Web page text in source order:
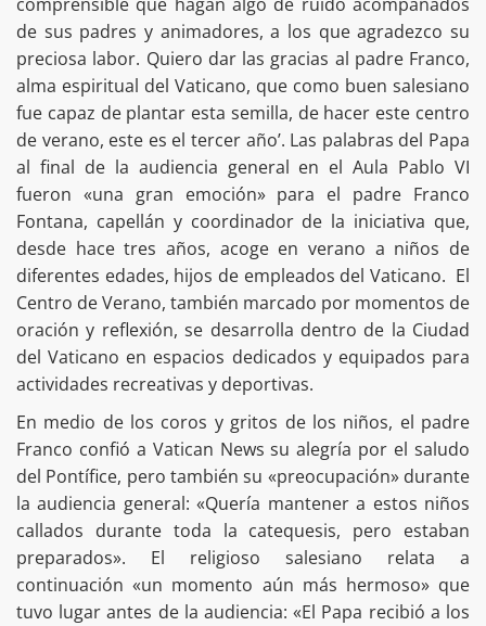
de sus padres y animadores, a los que agradezco su
preciosa labor. Quiero dar las gracias al padre Franco,
alma espiritual del Vaticano, que como buen salesiano
fue capaz de plantar esta semilla, de hacer este centro
de verano, este es el tercer año’. Las palabras del Papa
al final de la audiencia general en el Aula Pablo VI
fueron «una gran emoción» para el padre Franco
Fontana, capellán y coordinador de la iniciativa que,
desde hace tres años, acoge en verano a niños de
diferentes edades, hijos de empleados del Vaticano. El
Centro de Verano, también marcado por momentos de
oración y reflexión, se desarrolla dentro de la Ciudad
del Vaticano en espacios dedicados y equipados para
actividades recreativas y deportivas.
En medio de los coros y gritos de los niños, el padre
Franco confió a Vatican News su alegría por el saludo
del Pontífice, pero también su «preocupación» durante
la audiencia general: «Quería mantener a estos niños
callados durante toda la catequesis, pero estaban
preparados». El religioso salesiano relata a
continuación «un momento aún más hermoso» que
tuvo lugar antes de la audiencia: «El Papa recibió a los